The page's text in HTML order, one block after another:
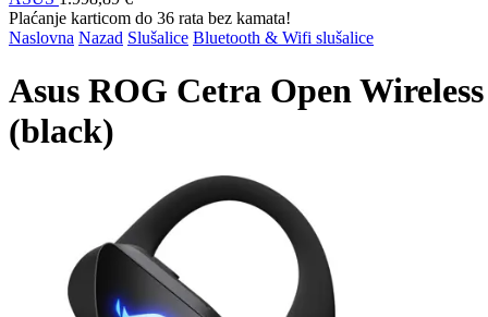
Plaćanje karticom do 36 rata bez kamata!
Naslovna Nazad Slušalice Bluetooth & Wifi slušalice
Asus ROG Cetra Open Wireless
(black)